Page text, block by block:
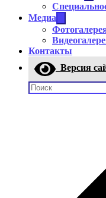
Медиа
Контакты
Версия
Поиск: